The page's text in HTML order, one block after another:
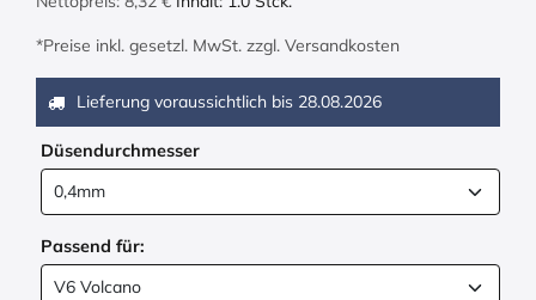
*Preise inkl. gesetzl. MwSt. zzgl. Versandkosten
Lieferung voraussichtlich bis 28.08.2026
Düsendurchmesser
Passend für: